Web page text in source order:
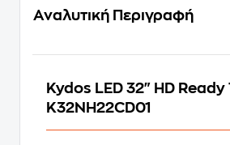
Αναλυτική Περιγραφή
Kydos LED 32" HD
K32NH22CD01